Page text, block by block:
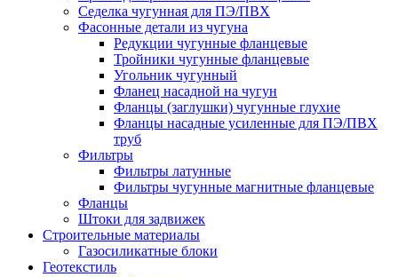
Седелка чугунная для ПЭ/ПВХ
Фасонные детали из чугуна
Редукции чугунные фланцевые
Тройники чугунные фланцевые
Угольник чугунный
Фланец насадной на чугун
Фланцы (заглушки) чугунные глухие
Фланцы насадные усиленные для ПЭ/ПВХ
труб
Фильтры
Фильтры латунные
Фильтры чугунные магнитные фланцевые
Фланцы
Штоки для задвижек
Строительные материалы
Газосиликатные блоки
Геотекстиль